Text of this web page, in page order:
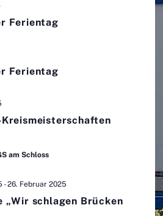
Ferientag
Ferientag
am Schloss
„Wir schlagen Brücken
-26. Februar 2025